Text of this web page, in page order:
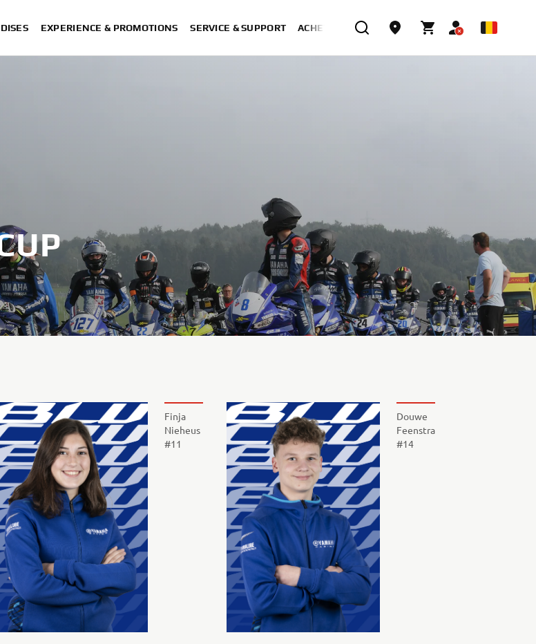
EXPERIENCE & PROMOTIONS SERVICE & SUPPORT ACHETER MAINTENANT
Finja
Nieheus
#11
Douwe
Feenstra
#14